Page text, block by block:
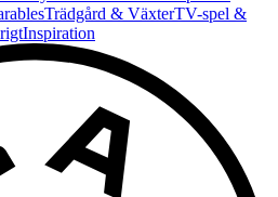
Trädgård & VäxterTV-spel &
Inspiration